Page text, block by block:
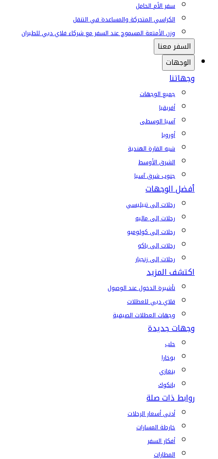
سفر الأم الحامل
الكراسي المتحركة والمساعدة في التنقل
وزن الأمتعة المسموح عند السفر مع شركاء فلاي دبي للطيران
السفر معنا
الوجهات
وجهاتنا
جميع الوجهات
أفريقيا
آسيا الوسطى
أوروبا
شبه القارة الهندية
الشرق الأوسط
جنوب شرق آسيا
أفضل الوجهات
رحلات إلى تبيليسي
رحلات إلى ماليه
رحلات إلى كولومبو
رحلات إلى باكو
رحلات إلى زنجبار
اكتشف المزيد
تأشيرة الدخول عند الوصول
فلاي دبي للعطلات
وجهات العطلات الصيفية
وجهات جديدة
حلب
بوخارا
بنغازي
بانكوك
روابط ذات صلة
أدنى أسعار الرحلات
خارطة المسارات
أفكار السفر
المطارات